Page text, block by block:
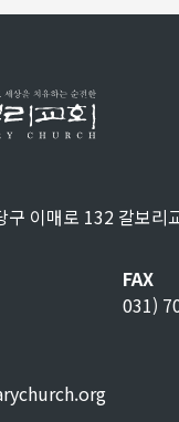
구 이매로 132 갈보리
FAX
031)